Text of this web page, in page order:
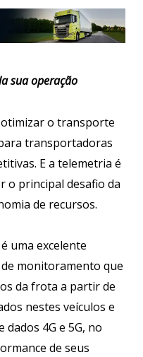
sua operação
o transporte
transportadoras
E a telemetria é
o principal desafio da
de recursos.
uma excelente
monitoramento que
da frota a partir de
nestes veículos e
4G e 5G, no
de seus